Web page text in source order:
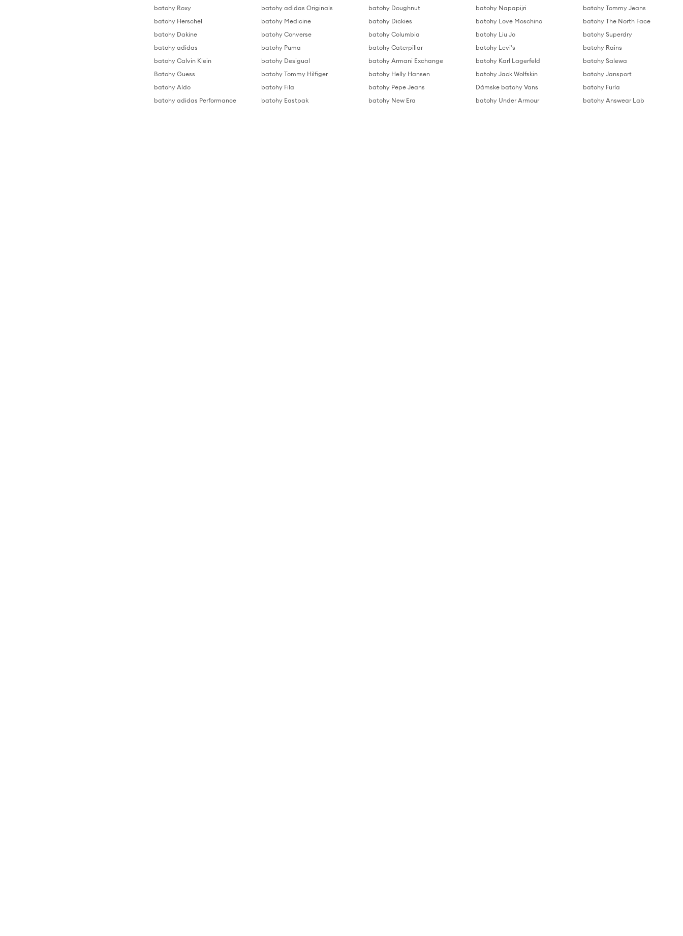
batohy Roxy
batohy Herschel
batohy Dakine
batohy adidas
batohy Calvin Klein
Batohy Guess
batohy Aldo
batohy adidas Performance
batohy adidas Originals
batohy Medicine
batohy Converse
batohy Puma
batohy Desigual
batohy Tommy Hilfiger
batohy Fila
batohy Eastpak
batohy Doughnut
batohy Dickies
batohy Columbia
batohy Caterpillar
batohy Armani Exchange
batohy Helly Hansen
batohy Pepe Jeans
batohy New Era
batohy Napapijri
batohy Love Moschino
batohy Liu Jo
batohy Levi's
batohy Karl Lagerfeld
batohy Jack Wolfskin
Dámske batohy Vans
batohy Under Armour
batohy Tommy Jeans
batohy The North Face
batohy Superdry
batohy Rains
batohy Salewa
batohy Jansport
batohy Furla
batohy Answear Lab